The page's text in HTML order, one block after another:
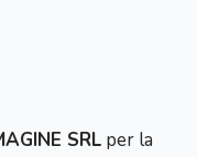
SRL per la